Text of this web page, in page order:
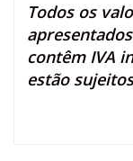
Todos os
contêm IVA
estão